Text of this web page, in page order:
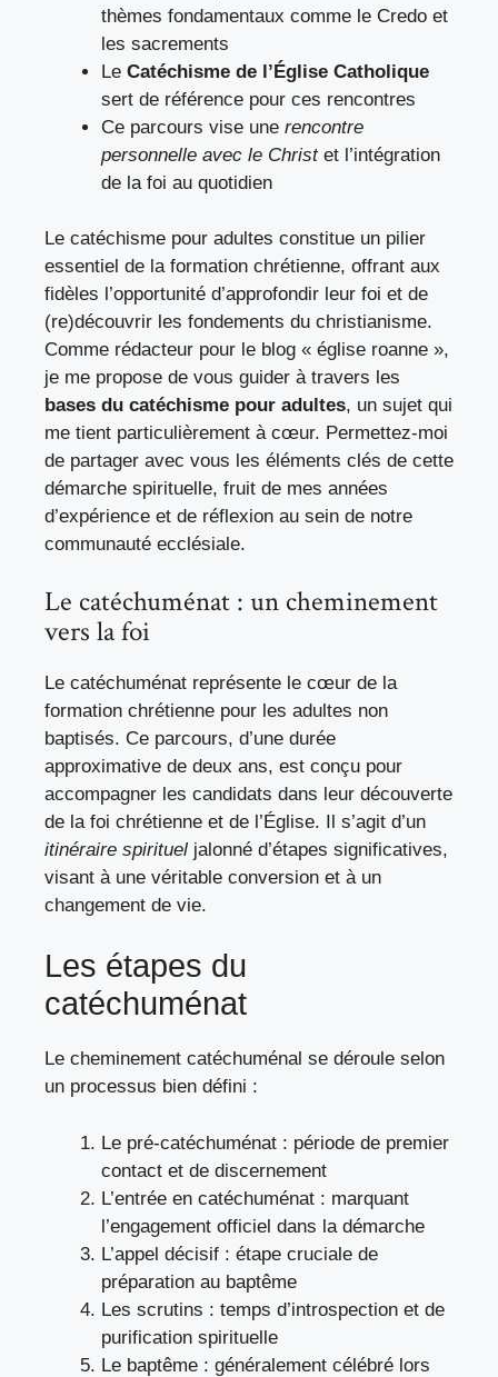
thèmes fondamentaux comme le Credo et
les sacrements
Le Catéchisme de l’Église Catholique
sert de référence pour ces rencontres
Ce parcours vise une rencontre
personnelle avec le Christet l’intégration
de la foi au quotidien
Le catéchisme pour adultes constitue un pilier
essentiel de la formation chrétienne, offrant aux
fidèles l’opportunité d’approfondir leur foi et de
(re)découvrir les fondements du christianisme.
Comme rédacteur pour le blog « église roanne »,
je me propose de vous guider à travers les
bases du catéchisme pour adultes, un sujet qui
me tient particulièrement à cœur. Permettez-moi
de partager avec vous les éléments clés de cette
démarche spirituelle, fruit de mes années
d’expérience et de réflexion au sein de notre
communauté ecclésiale.
Le catéchuménat : un cheminement
vers la foi
Le catéchuménat représente le cœur de la
formation chrétienne pour les adultes non
baptisés. Ce parcours, d’une durée
approximative de deux ans, est conçu pour
accompagner les candidats dans leur découverte
de la foi chrétienne et de l’Église. Il s’agit d’un
itinéraire spirituel jalonné d’étapes significatives,
visant à une véritable conversion et à un
changement de vie.
Les étapes du
catéchuménat
Le cheminement catéchuménal se déroule selon
un processus bien défini :
Le pré-catéchuménat : période de premier
contact et de discernement
L’entrée en catéchuménat : marquant
l’engagement officiel dans la démarche
L’appel décisif : étape cruciale de
préparation au baptême
Les scrutins : temps d’introspection et de
purification spirituelle
Le baptême : généralement célébré lors